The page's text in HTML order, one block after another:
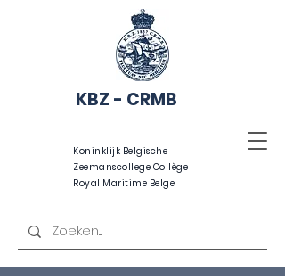
KBZ - CRMB
Koninklijk Belgische
Zeemanscollege Collège
Royal Maritime Belge